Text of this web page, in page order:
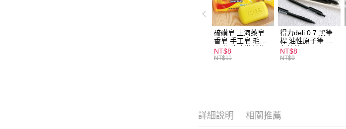
硫磺皂 上海藥皂
香皂 手工皂 毛囊
炎 抑菌除蟎 清潔
護膚 去油去痘 寵
NT$8
NT$11
得力deli 0.7 黑筆
桿 油性原子筆 黑
色筆芯 S304
NT$8
NT$9
詳細說明 相關推薦